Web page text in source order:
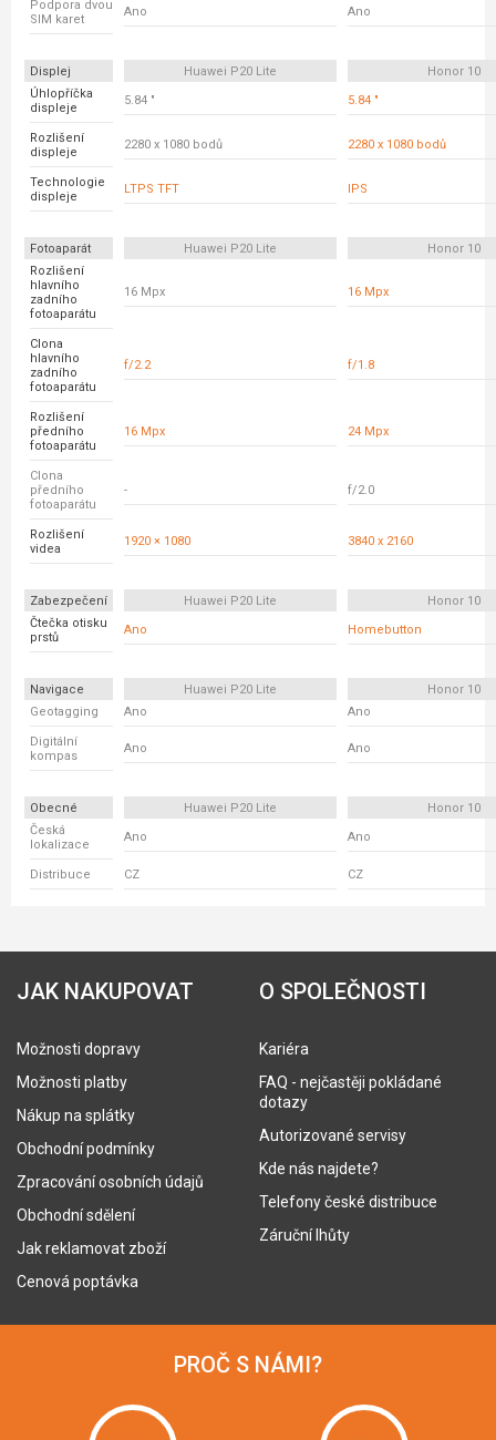
Podpora dvou
SIM karet
Ano Ano
Displej Huawei P20 Lite
Honor 10
Úhlopříčka
displeje
5.84 " 5.84 "
Rozlišení
displeje
2280 x 1080 bodů 2280 x 1080 bodů
Technologie
displeje
LTPS TFT IPS
Fotoaparát Huawei P20 Lite
Honor 10
Rozlišení
hlavního
zadního
fotoaparátu
16 Mpx 16 Mpx
Clona
hlavního
zadního
fotoaparátu
f/2.2 f/1.8
Rozlišení
předního
fotoaparátu
16 Mpx 24 Mpx
Clona
předního
fotoaparátu
- f/2.0
Rozlišení
videa
1920 × 1080 3840 x 2160
Zabezpečení Huawei P20 Lite
Honor 10
Čtečka otisku
prstů
Ano Homebutton
Navigace Huawei P20 Lite
Honor 10
Geotagging
Ano Ano
Digitální
kompas
Ano Ano
Obecné Huawei P20 Lite
Honor 10
Česká
lokalizace
Ano Ano
Distribuce CZ CZ
JAK NAKUPOVAT
Možnosti dopravy
Možnosti platby
Nákup na splátky
Obchodní podmínky
Zpracování osobních údajů
Obchodní sdělení
Jak reklamovat zboží
Cenová poptávka
O SPOLEČNOSTI
Kariéra
FAQ - nejčastěji pokládané
dotazy
Autorizované servisy
Kde nás najdete?
Telefony české distribuce
Záruční lhůty
PROČ S NÁMI?